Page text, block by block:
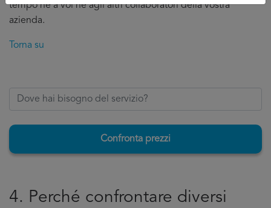
tempo ne a voi ne agli altri collaboratori della vostra
azienda.
Torna su
Confronta prezzi
4. Perché confrontare diversi